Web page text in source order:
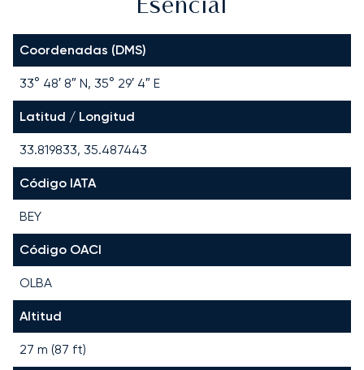
Esencial
Coordenadas (DMS)
33° 48′ 8″ N, 35° 29′ 4″ E
Latitud / Longitud
33.819833, 35.487443
Código IATA
BEY
Código OACI
OLBA
Altitud
27 m (87 ft)